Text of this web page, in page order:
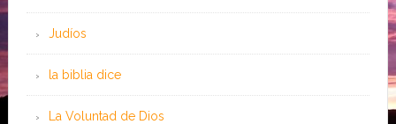
Judíos
la biblia dice
La Voluntad de Dios